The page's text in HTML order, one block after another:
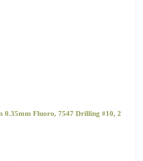
0.35mm Fluoro, 7547 Drilling #10, 2